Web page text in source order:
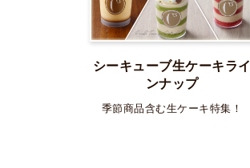
シーキューブ生ケーキライ
ンナップ
季節商品含む生ケーキ特集！